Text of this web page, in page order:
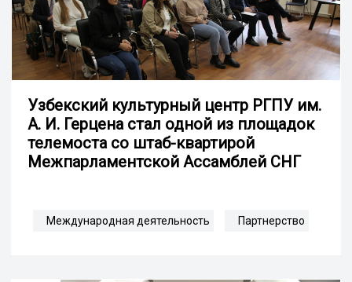
Узбекский культурный центр РГПУ им.
А. И. Герцена стал одной из площадок
телемоста со штаб-квартирой
Межпарламентской Ассамблей СНГ
Международная деятельность Партнерство